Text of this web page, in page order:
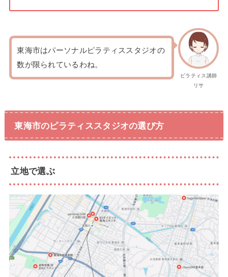
ピラティス講師
リサ
東海市はパーソナルピラティススタジオの
数が限られているわね。
東海市のピラティススタジオの選び方
立地で選ぶ